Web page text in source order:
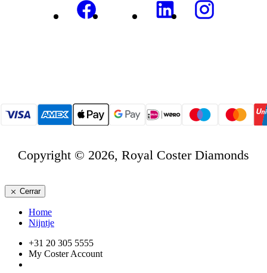
Copyright © 2026, Royal Coster Diamonds
Cerrar
Home
Nijntje
+31 20 305 5555
My Coster Account